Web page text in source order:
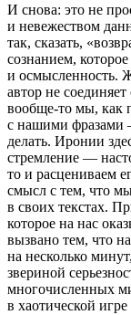
И снова: это не
и невежеством
так, сказать,
сознанием,
и осмысленность.
автор не
вообще-то мы, как
с нашими фразами
делать. Иронии
стремление —
то и расцениваем
смысл с тем, что
в своих текстах.
которое на нас
вызвано тем, что
на несколько
звериной
многочисленных
в хаотической